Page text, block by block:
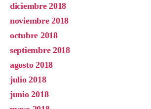
diciembre 2018
noviembre 2018
octubre 2018
septiembre 2018
agosto 2018
julio 2018
junio 2018